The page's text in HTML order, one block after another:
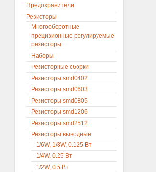
Предохранители
Резисторы
Многооборотные
прецизионные регулируемые
резисторы
Наборы
Резисторные сборки
Резисторы smd0402
Резисторы smd0603
Резисторы smd0805
Резисторы smd1206
Резисторы smd2512
Резисторы выводные
1/6W, 1/8W, 0.125 Вт
1/4W, 0.25 Вт
1/2W, 0.5 Вт